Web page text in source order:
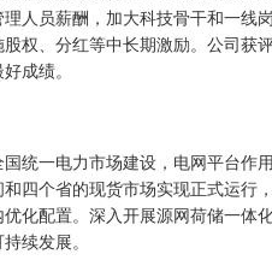
人员薪酬，加大科技骨干和一线
权、分红等中长期激励。公司获
成绩。
一电力市场建设，电网平台作
四个省的现货市场实现正式运行
化配置。深入开展源网荷储一体
续发展。